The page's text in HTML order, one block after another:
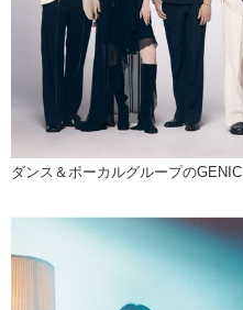
ダンス＆ボーカルグループのGENIC